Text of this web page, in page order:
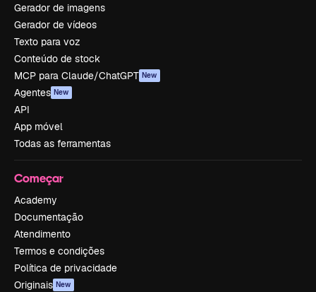
Gerador de imagens
Gerador de vídeos
Texto para voz
Conteúdo de stock
MCP para Claude/ChatGPT New
Agentes New
API
App móvel
Todas as ferramentas
Começar
Academy
Documentação
Atendimento
Termos e condições
Política de privacidade
Originais New